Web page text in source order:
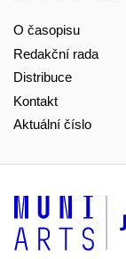
O časopisu
Redakční rada
Distribuce
Kontakt
Aktuální číslo